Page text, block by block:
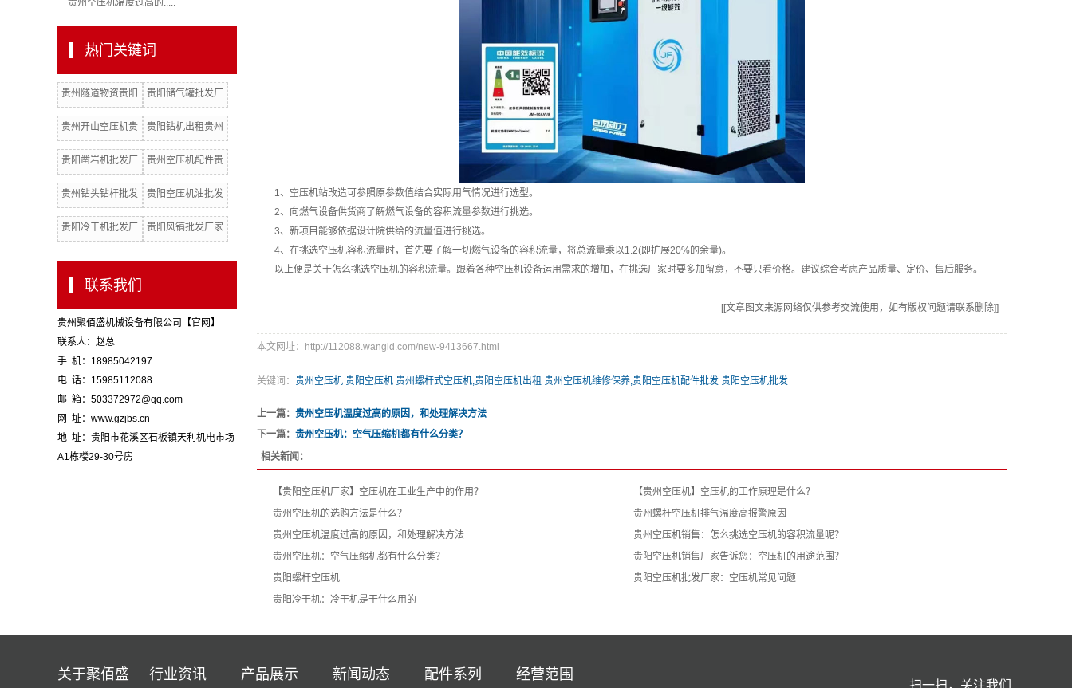
贵州空压机温度过高的.....
热门关键词
贵州隧道物资贵阳
隧道材料批发厂家
贵阳储气罐批发厂
家贵阳志高空压机
贵州开山空压机贵
阳开山空压机批发
贵阳钻机出租贵州
凿岩机贵阳活塞式
贵阳凿岩机批发厂
家贵阳凿岩机出租
贵州空压机配件贵
阳空压机配件批发
贵州钻头钻杆批发
厂家贵州空压机油
贵阳空压机油批发
厂家贵州冷干机贵
贵阳冷干机批发厂
贵阳风镐批发厂家
联系我们
贵州聚佰盛机械设备有限公司【官网】
联系人：赵总
手 机：18985042197
电 话：15985112088
邮 箱：503372972@qq.com
网 址：www.gzjbs.cn
地 址：贵阳市花溪区石板镇天利机电市场
A1栋楼29-30号房
1、空压机站改造可参照原参数值结合实际用气情况进行选型。
2、向燃气设备供货商了解燃气设备的容积流量参数进行挑选。
3、新项目能够依据设计院供给的流量值进行挑选。
4、在挑选空压机容积流量时，首先要了解一切燃气设备的容积流量，将总流量乘以1.2(即扩展20%的余量)。
以上便是关于怎么挑选空压机的容积流量。跟着各种空压机设备运用需求的增加，在挑选厂家时要多加留意，不要只看价格。建议综合考虑产品质量、定价、售后服务。
[[文章图文来源网络仅供参考交流使用，如有版权问题请联系删除]]
本文网址：http://112088.wangid.com/new-9413667.html
关键词： 贵州空压机 贵阳空压机 贵州螺杆式空压机,贵阳空压机出租 贵州空压机维修保养,贵阳空压机配件批发 贵阳空压机批发
上一篇： 贵州空压机温度过高的原因，和处理解决方法
下一篇： 贵州空压机：空气压缩机都有什么分类？
相关新闻：
【贵阳空压机厂家】空压机在工业生产中的作用？
【贵州空压机】空压机的工作原理是什么？
贵州空压机的选购方法是什么？
贵州螺杆空压机排气温度高报警原因
贵州空压机温度过高的原因，和处理解决方法
贵州空压机销售：怎么挑选空压机的容积流量呢？
贵州空压机：空气压缩机都有什么分类？
贵阳空压机销售厂家告诉您：空压机的用途范围？
贵阳螺杆空压机
贵阳空压机批发厂家：空压机常见问题
贵阳冷干机：冷干机是干什么用的
关于聚佰盛 行业资讯 产品展示 新闻动态 配件系列 经营范围
扫一扫，关注我们